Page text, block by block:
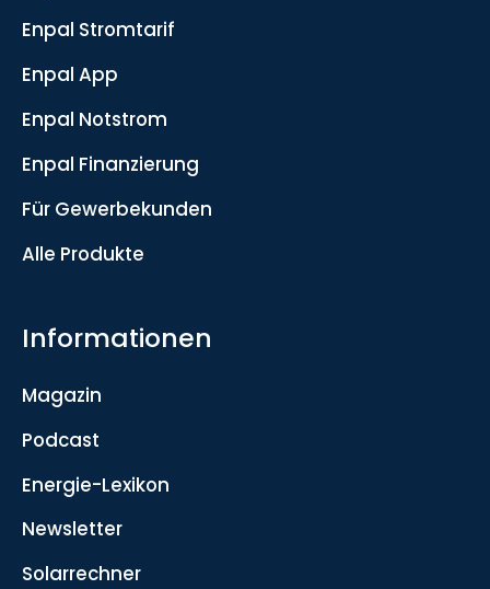
Enpal Stromtarif
Enpal App
Enpal Notstrom
Enpal Finanzierung
Für Gewerbekunden
Alle Produkte
Informationen
Magazin
Podcast
Energie-Lexikon
Newsletter
Solarrechner